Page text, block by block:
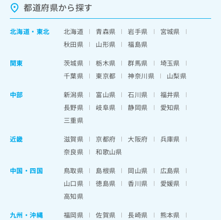
都道府県から探す
北海道 ・ 東北 北海道 青森県 岩手県
宮城県
秋田県
山形県
福島県
関東
茨城県 栃木県 群馬県
埼玉県
千葉県
東京都 神奈川県
山梨県
中部
新潟県 富山県 石川県
福井県
長野県
岐阜県 静岡県
愛知県
三重県
近畿
滋賀県 京都府 大阪府
兵庫県
奈良県
和歌山県
中国・四国
鳥取県 島根県 岡山県
広島県
山口県
徳島県 香川県
愛媛県
高知県
九州・沖縄
福岡県 佐賀県 長崎県
熊本県